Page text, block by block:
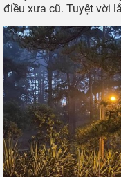
điều xưa cũ. Tuyệt vời